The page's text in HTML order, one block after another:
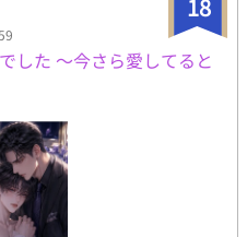
18
した ～今さら愛してると